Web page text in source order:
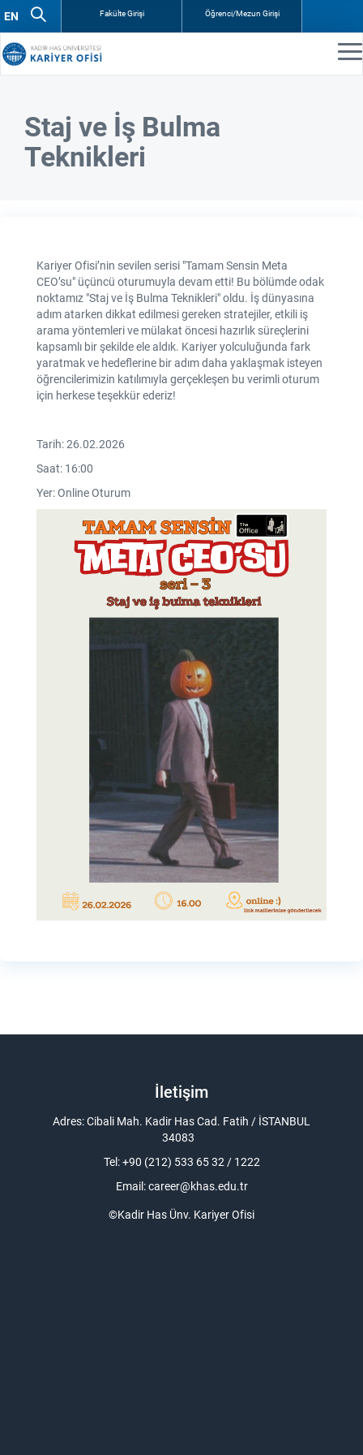
Fakülte Girişi Öğrenci/Mezun Girişi
Staj ve İş Bulma
Teknikleri
Kariyer Ofisi’nin sevilen serisi "Tamam Sensin Meta
CEO’su" üçüncü oturumuyla devam etti! Bu bölümde odak
noktamız "Staj ve İş Bulma Teknikleri" oldu. İş dünyasına
adım atarken dikkat edilmesi gereken stratejiler, etkili iş
arama yöntemleri ve mülakat öncesi hazırlık süreçlerini
kapsamlı bir şekilde ele aldık. Kariyer yolculuğunda fark
yaratmak ve hedeflerine bir adım daha yaklaşmak isteyen
öğrencilerimizin katılımıyla gerçekleşen bu verimli oturum
için herkese teşekkür ederiz!
Tarih: 26.02.2026
Saat: 16:00
Yer: Online Oturum
İletişim
Adres: Cibali Mah. Kadir Has Cad. Fatih / İSTANBUL
34083
Tel: +90 (212) 533 65 32 / 1222
Email:career@khas.edu.tr
©Kadir Has Ünv. Kariyer Ofisi